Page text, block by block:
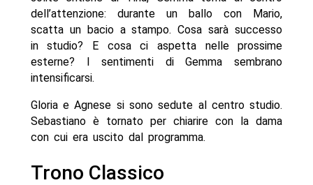
dell’attenzione: durante un ballo con Mario,
scatta un bacio a stampo. Cosa sarà successo
in studio? E cosa ci aspetta nelle prossime
esterne? I sentimenti di Gemma sembrano
intensificarsi.
Gloria e Agnese si sono sedute al centro studio.
Sebastiano è tornato per chiarire con la dama
con cui era uscito dal programma.
Trono Classico